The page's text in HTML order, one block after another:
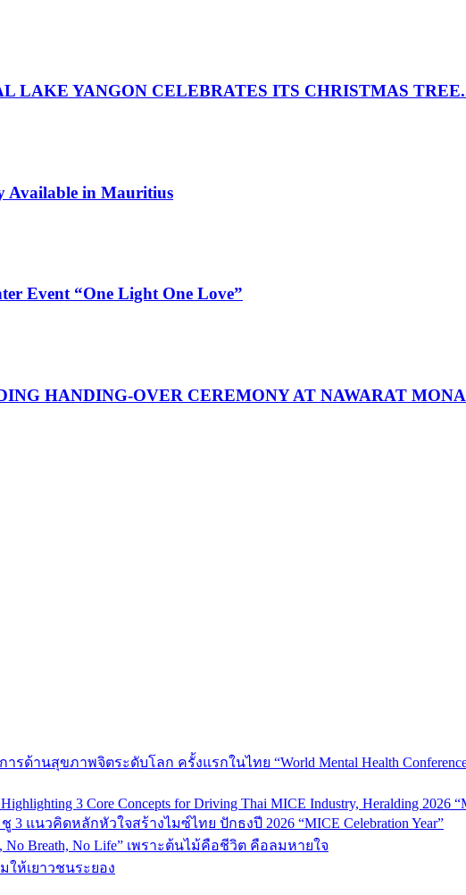
LAKE YANGON CELEBRATES ITS CHRISTMAS
Available in Mauritius
Event “One Light One Love”
HANDING-OVER CEREMONY AT NAWARAT
รด้านสุขภาพจิตระดับโลก ครั้งแรกในไทย “World Mental Health
3 Core Concepts for Driving Thai MICE Industry, Heralding 2026
3 แนวคิดหลักหัวใจสร้างไมซ์ไทย ปักธงปี 2026 “MICE Celebration Year”
No Breath, No Life” เพราะต้นไม้คือชีวิต คือลมหายใจ
ให้เยาวชนระยอง